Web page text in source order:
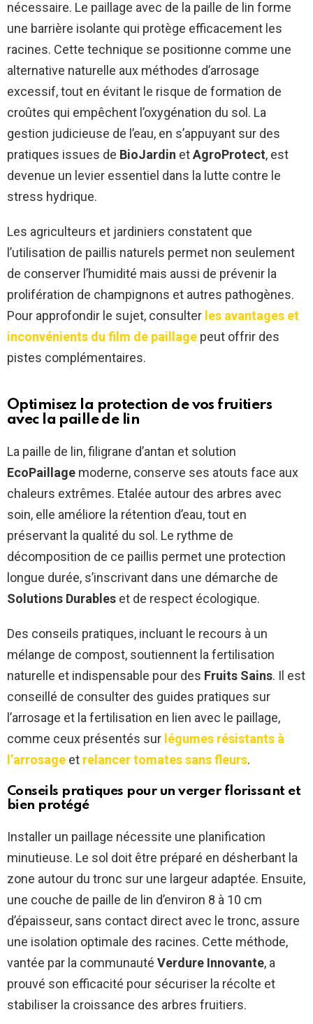
nécessaire. Le paillage avec de la paille de lin forme
une barrière isolante qui protège efficacement les
racines. Cette technique se positionne comme une
alternative naturelle aux méthodes d’arrosage
excessif, tout en évitant le risque de formation de
croûtes qui empêchent l’oxygénation du sol. La
gestion judicieuse de l’eau, en s’appuyant sur des
pratiques issues de BioJardin etAgroProtect, est
devenue un levier essentiel dans la lutte contre le
stress hydrique.
Les agriculteurs et jardiniers constatent que
l’utilisation de paillis naturels permet non seulement
de conserver l’humidité mais aussi de prévenir la
prolifération de champignons et autres pathogènes.
Pour approfondir le sujet, consulter les avantages et
inconvénients du film de paillage peut offrir des
pistes complémentaires.
Optimisez la protection de vos fruitiers
avec la paille de lin
La paille de lin, filigrane d’antan et solution
EcoPaillage moderne, conserve ses atouts face aux
chaleurs extrêmes. Etalée autour des arbres avec
soin, elle améliore la rétention d’eau, tout en
préservant la qualité du sol. Le rythme de
décomposition de ce paillis permet une protection
longue durée, s’inscrivant dans une démarche de
Solutions Durables et de respect écologique.
Des conseils pratiques, incluant le recours à un
mélange de compost, soutiennent la fertilisation
naturelle et indispensable pour des Fruits Sains. Il est
conseillé de consulter des guides pratiques sur
l’arrosage et la fertilisation en lien avec le paillage,
comme ceux présentés sur légumes résistants à
l’arrosage et relancer tomates sans fleurs.
Conseils pratiques pour un verger florissant et
bien protégé
Installer un paillage nécessite une planification
minutieuse. Le sol doit être préparé en désherbant la
zone autour du tronc sur une largeur adaptée. Ensuite,
une couche de paille de lin d’environ 8 à 10 cm
d’épaisseur, sans contact direct avec le tronc, assure
une isolation optimale des racines. Cette méthode,
vantée par la communauté Verdure Innovante, a
prouvé son efficacité pour sécuriser la récolte et
stabiliser la croissance des arbres fruitiers.